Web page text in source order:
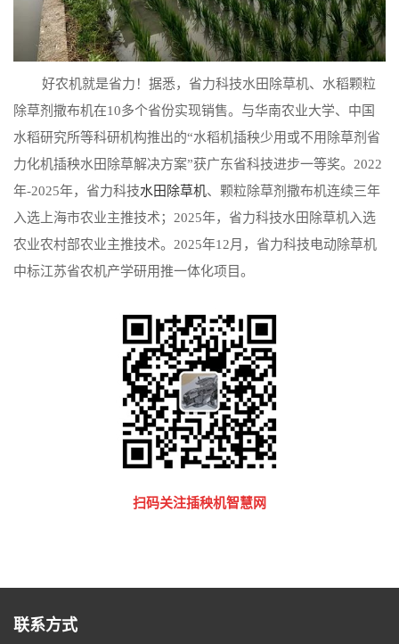
好农机就是省力！据悉，省力科技水田除草机、水稻颗粒
除草剂撒布机在10多个省份实现销售。与华南农业大学、中国
水稻研究所等科研机构推出的“水稻机插秧少用或不用除草剂省
力化机插秧水田除草解决方案”获广东省科技进步一等奖。2022
年-2025年，省力科技水田除草机、颗粒除草剂撒布机连续三年
入选上海市农业主推技术；2025年，省力科技水田除草机入选
农业农村部农业主推技术。2025年12月，省力科技电动除草机
中标江苏省农机产学研用推一体化项目。
扫码关注插秧机智慧网
联系方式